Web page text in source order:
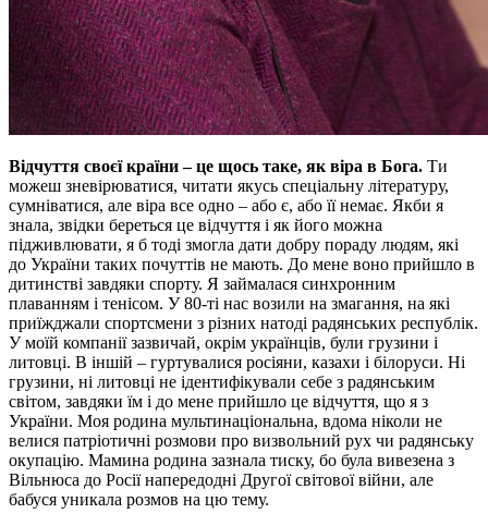
Відчуття своєї країни – це щось таке, як віра в Бога. Ти
можеш зневірюватися, читати якусь спеціальну літературу,
сумніватися, але віра все одно – або є, або її немає. Якби я
знала, звідки береться це відчуття і як його можна
підживлювати, я б тоді змогла дати добру пораду людям, які
до України таких почуттів не мають. До мене воно прийшло в
дитинстві завдяки спорту. Я займалася синхронним
плаванням і тенісом. У 80-ті нас возили на змагання, на які
приїжджали спортсмени з різних натоді радянських республік.
У моїй компанії зазвичай, окрім українців, були грузини і
литовці. В іншій – гуртувалися росіяни, казахи і білоруси. Ні
грузини, ні литовці не ідентифікували себе з радянським
світом, завдяки їм і до мене прийшло це відчуття, що я з
України. Моя родина мультинаціональна, вдома ніколи не
велися патріотичні розмови про визвольний рух чи радянську
окупацію. Мамина родина зазнала тиску, бо була вивезена з
Вільнюса до Росії напередодні Другої світової війни, але
бабуся уникала розмов на цю тему.